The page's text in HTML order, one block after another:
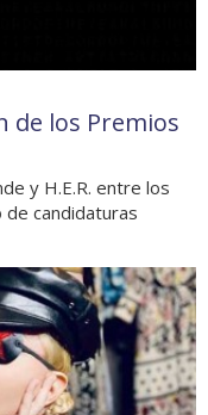
de los Premios
y H.E.R. entre los
candidaturas